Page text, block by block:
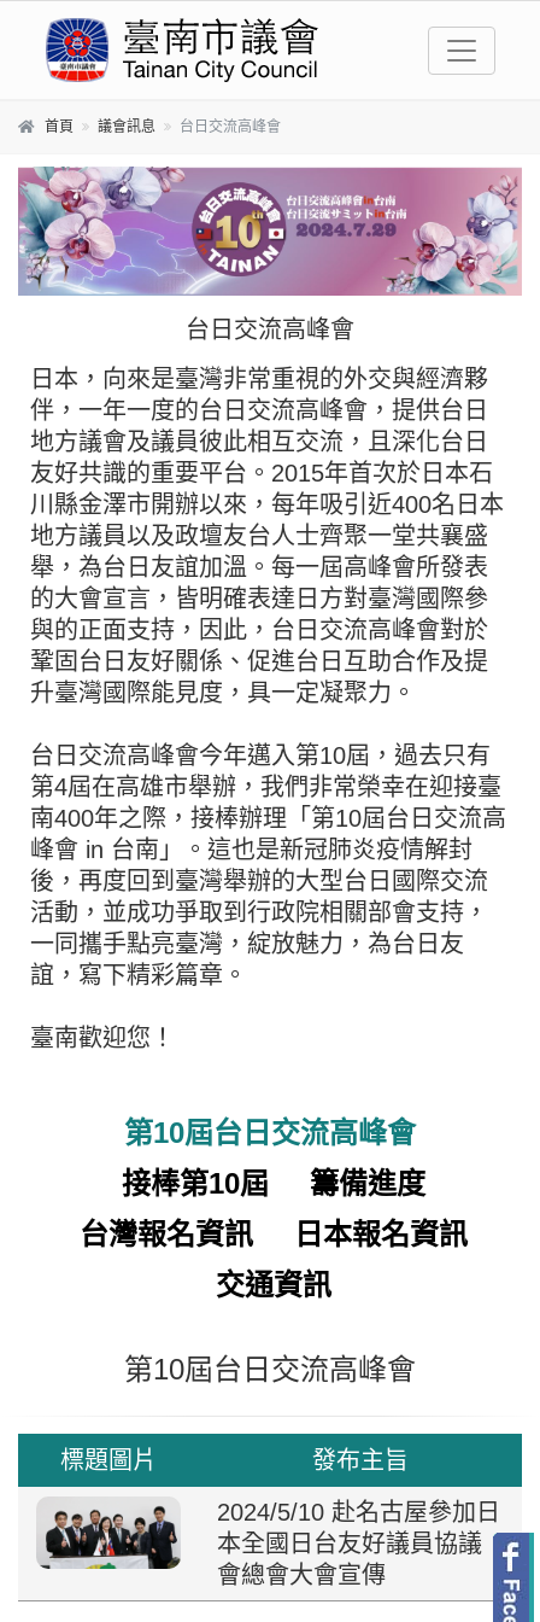
跳到主要內容區塊
首頁 議會訊息 台日交流高峰會
台日交流高峰會
日本，向來是臺灣非常重視的外交與經濟夥
伴，一年一度的台日交流高峰會，提供台日
地方議會及議員彼此相互交流，且深化台日
友好共識的重要平台。2015年首次於日本石
川縣金澤市開辦以來，每年吸引近400名日本
地方議員以及政壇友台人士齊聚一堂共襄盛
舉，為台日友誼加溫。每一屆高峰會所發表
的大會宣言，皆明確表達日方對臺灣國際參
與的正面支持，因此，台日交流高峰會對於
鞏固台日友好關係、促進台日互助合作及提
升臺灣國際能見度，具一定凝聚力。
台日交流高峰會今年邁入第10屆，過去只有
第4屆在高雄市舉辦，我們非常榮幸在迎接臺
南400年之際，接棒辦理「第10屆台日交流高
峰會 in 台南」。這也是新冠肺炎疫情解封
後，再度回到臺灣舉辦的大型台日國際交流
活動，並成功爭取到行政院相關部會支持，
一同攜手點亮臺灣，綻放魅力，為台日友
誼，寫下精彩篇章。
臺南歡迎您！
第10屆台日交流高峰會
接棒第10屆
籌備進度
台灣報名資訊
日本報名資訊
交通資訊
第10屆台日交流高峰會
標題圖片
發布主旨
2024/5/10 赴名古屋參加日
本全國日台友好議員協議
會總會大會宣傳